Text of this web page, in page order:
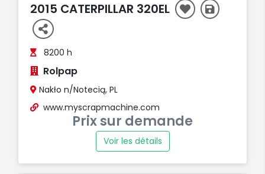
2015 CATERPILLAR 320EL
8200 h
Rolpap
Nakło n/Notecią, PL
www.myscrapmachine.com
Prix sur demande
Voir les détails